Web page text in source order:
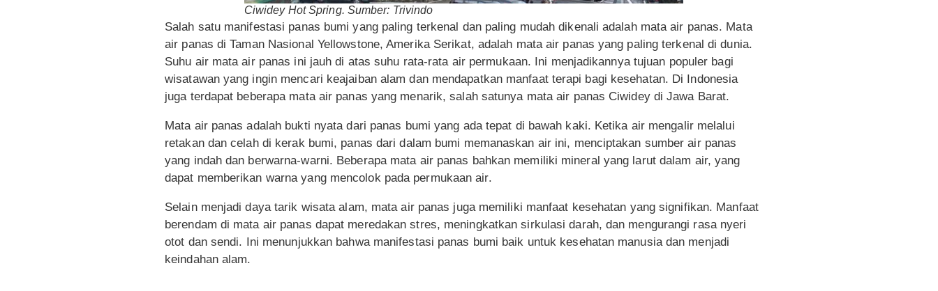
Ciwidey Hot Spring. Sumber: Trivindo
Salah satu manifestasi panas bumi yang paling terkenal dan paling mudah dikenali adalah mata air panas. Mata
air panas di Taman Nasional Yellowstone, Amerika Serikat, adalah mata air panas yang paling terkenal di dunia.
Suhu air mata air panas ini jauh di atas suhu rata-rata air permukaan. Ini menjadikannya tujuan populer bagi
wisatawan yang ingin mencari keajaiban alam dan mendapatkan manfaat terapi bagi kesehatan. Di Indonesia
juga terdapat beberapa mata air panas yang menarik, salah satunya mata air panas Ciwidey di Jawa Barat.
Mata air panas adalah bukti nyata dari panas bumi yang ada tepat di bawah kaki. Ketika air mengalir melalui
retakan dan celah di kerak bumi, panas dari dalam bumi memanaskan air ini, menciptakan sumber air panas
yang indah dan berwarna-warni. Beberapa mata air panas bahkan memiliki mineral yang larut dalam air, yang
dapat memberikan warna yang mencolok pada permukaan air.
Selain menjadi daya tarik wisata alam, mata air panas juga memiliki manfaat kesehatan yang signifikan. Manfaat
berendam di mata air panas dapat meredakan stres, meningkatkan sirkulasi darah, dan mengurangi rasa nyeri
otot dan sendi. Ini menunjukkan bahwa manifestasi panas bumi baik untuk kesehatan manusia dan menjadi
keindahan alam.